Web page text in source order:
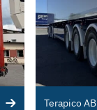
Terapico AB